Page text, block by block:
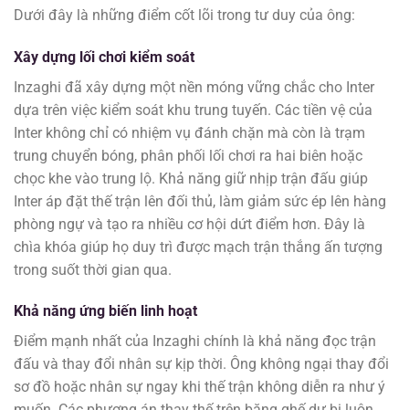
Dưới đây là những điểm cốt lõi trong tư duy của ông:
Xây dựng lối chơi kiểm soát
Inzaghi đã xây dựng một nền móng vững chắc cho Inter
dựa trên việc kiểm soát khu trung tuyến. Các tiền vệ của
Inter không chỉ có nhiệm vụ đánh chặn mà còn là trạm
trung chuyển bóng, phân phối lối chơi ra hai biên hoặc
chọc khe vào trung lộ. Khả năng giữ nhịp trận đấu giúp
Inter áp đặt thế trận lên đối thủ, làm giảm sức ép lên hàng
phòng ngự và tạo ra nhiều cơ hội dứt điểm hơn. Đây là
chìa khóa giúp họ duy trì được mạch trận thắng ấn tượng
trong suốt thời gian qua.
Khả năng ứng biến linh hoạt
Điểm mạnh nhất của Inzaghi chính là khả năng đọc trận
đấu và thay đổi nhân sự kịp thời. Ông không ngại thay đổi
sơ đồ hoặc nhân sự ngay khi thế trận không diễn ra như ý